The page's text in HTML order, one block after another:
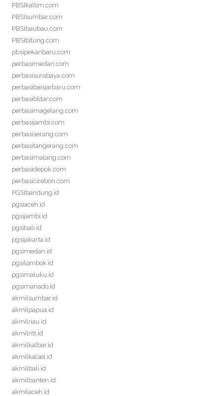
PBSIkaltim.com
PBSIsumbar.com
PBSIbaubau.com
PBSIbitung.com
pbsipekanbaru.com
perbasimedan.com
perbasisurabaya.com
perbasibanjarbaru.com
perbasiblitar.com
perbasimagelang.com
perbasijambi.com
perbasiserang.com
perbasitangerang.com
perbasimalang.com
perbasidepok.com
perbasicirebon.com
PGSIbandung.id
pgsiaceh.id
pgsijambi.id
pgsibali.id
pgsijakarta.id
pgsimedan.id
pgsilombok.id
pgsimaluku.id
pgsimanado.id
akmilsumbar.id
akmilpapua.id
akmilriau.id
akmilntt.id
akmilkalbar.id
akmilkalsel.id
akmilbali.id
akmilbanten.id
akmilaceh.id